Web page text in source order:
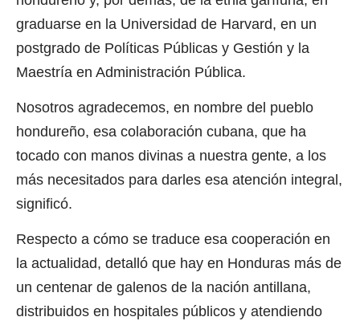
graduarse en la Universidad de Harvard, en un
postgrado de Políticas Públicas y Gestión y la
Maestría en Administración Pública.
Nosotros agradecemos, en nombre del pueblo
hondureño, esa colaboración cubana, que ha
tocado con manos divinas a nuestra gente, a los
más necesitados para darles esa atención integral,
significó.
Respecto a cómo se traduce esa cooperación en
la actualidad, detalló que hay en Honduras más de
un centenar de galenos de la nación antillana,
distribuidos en hospitales públicos y atendiendo